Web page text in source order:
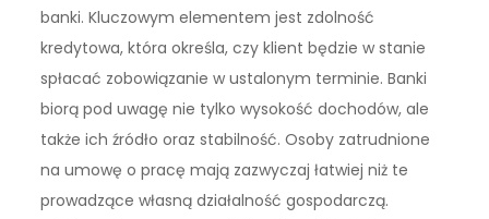
banki. Kluczowym elementem jest zdolność
kredytowa, która określa, czy klient będzie w stanie
spłacać zobowiązanie w ustalonym terminie. Banki
biorą pod uwagę nie tylko wysokość dochodów, ale
także ich źródło oraz stabilność. Osoby zatrudnione
na umowę o pracę mają zazwyczaj łatwiej niż te
prowadzące własną działalność gospodarczą.